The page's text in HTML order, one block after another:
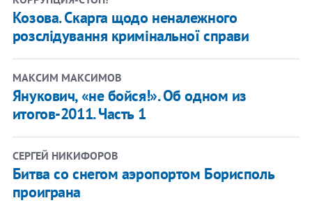
Козова. Скарга щодо неналежного
розслідування кримінальної справи
МАКСИМ МАКСИМОВ
Янукович, «не бойся!». Об одном из
итогов-2011. Часть 1
СЕРГЕЙ НИКИФОРОВ
Битва со снегом аэропортом Борисполь
проиграна